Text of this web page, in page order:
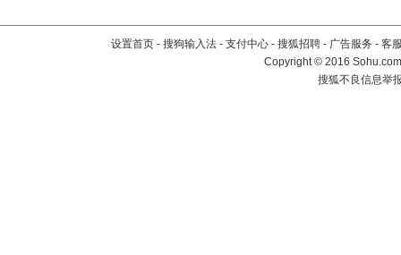
设置首页 - 搜狗输入法 - 支付中心 - 搜狐招聘 - 广告服务 - 客
Copyright©2016
搜狐不良信息举